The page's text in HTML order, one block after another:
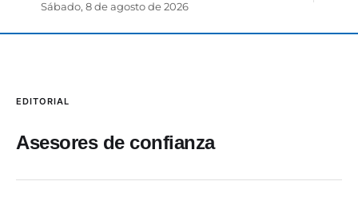
Sábado, 8 de agosto de 2026
EDITORIAL
Asesores de confianza